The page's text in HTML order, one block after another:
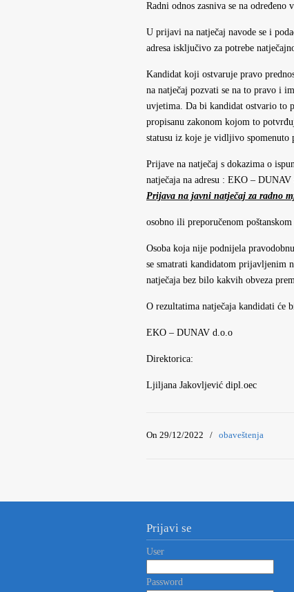
Radni odnos zasniva se na
U prijavi na natječaj navode se i
adresa isključivo za potrebe
Kandidat koji ostvaruje pravo
na natječaj pozvati se na to pravo i
uvjetima. Da bi kandidat ostvario to
propisanu zakonom kojom to
statusu iz koje je vidljivo spomenuto
Prijave na natječaj s dokazima o
natječaja na adresu : EKO –
Prijava na javni natječaj za radno
osobno ili preporučenom
Osoba koja nije podnijela
se smatrati kandidatom prijavljenim
natječaja bez bilo kakvih obveza
O rezultatima natječaja kandidati će
EKO – DUNAV d.o.o
Direktorica:
Ljiljana Jakovljević dipl.oec
On 29/12/2022 / obaveštenja
Prijavi se
User
Password